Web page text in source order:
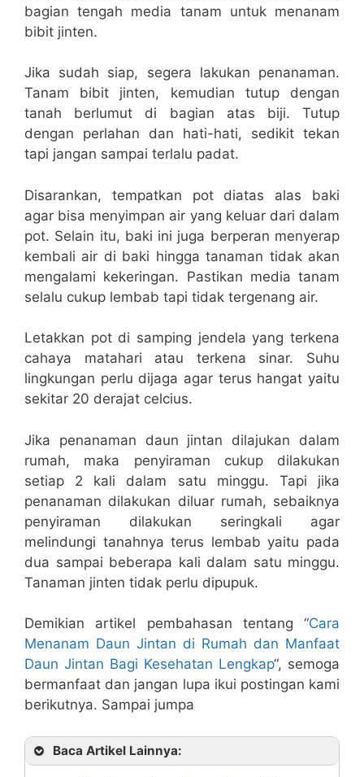
bagian tengah media tanam untuk menanam
bibit jinten.
Jika sudah siap, segera lakukan penanaman.
Tanam bibit jinten, kemudian tutup dengan
tanah berlumut di bagian atas biji. Tutup
dengan perlahan dan hati-hati, sedikit tekan
tapi jangan sampai terlalu padat.
Disarankan, tempatkan pot diatas alas baki
agar bisa menyimpan air yang keluar dari dalam
pot. Selain itu, baki ini juga berperan menyerap
kembali air di baki hingga tanaman tidak akan
mengalami kekeringan. Pastikan media tanam
selalu cukup lembab tapi tidak tergenang air.
Letakkan pot di samping jendela yang terkena
cahaya matahari atau terkena sinar. Suhu
lingkungan perlu dijaga agar terus hangat yaitu
sekitar 20 derajat celcius.
Jika penanaman daun jintan dilajukan dalam
rumah, maka penyiraman cukup dilakukan
setiap 2 kali dalam satu minggu. Tapi jika
penanaman dilakukan diluar rumah, sebaiknya
penyiraman dilakukan seringkali agar
melindungi tanahnya terus lembab yaitu pada
dua sampai beberapa kali dalam satu minggu.
Tanaman jinten tidak perlu dipupuk.
Demikian artikel pembahasan tentang “Cara
Menanam Daun Jintan di Rumah dan Manfaat
Daun Jintan Bagi Kesehatan Lengkap“, semoga
bermanfaat dan jangan lupa ikui postingan kami
berikutnya. Sampai jumpa
Baca Artikel Lainnya: